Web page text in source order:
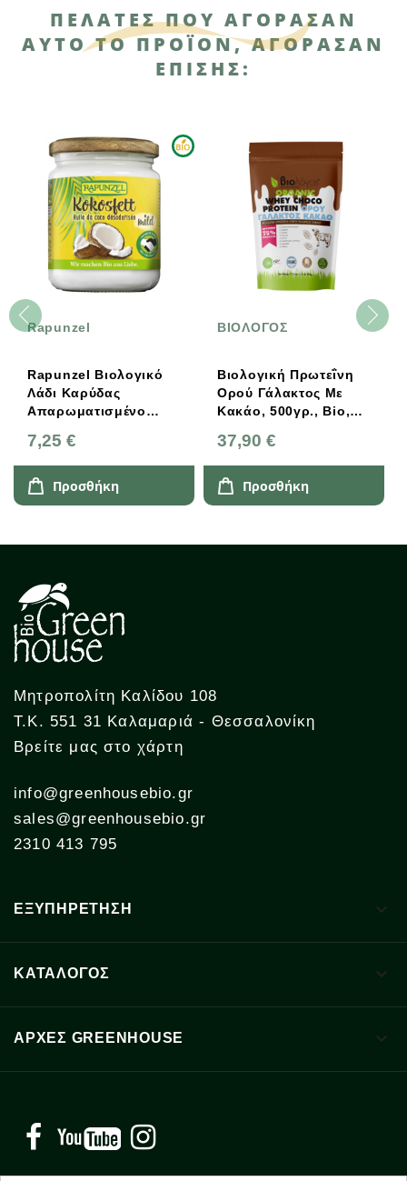
ΠΕΛΆΤΕΣ ΠΟΥ ΑΓΌΡΑΣΑΝ
ΑΥΤΌ ΤΟ ΠΡΟΪΌΝ, ΑΓΌΡΑΣΑΝ
ΕΠΊΣΗΣ:
Rapunzel
Rapunzel Βιολογικό
Λάδι Καρύδας
Απαρωματισμένο
7,25 €
Προσθήκη
ΒΙΟΛΟΓΟΣ
Βιολογική Πρωτεΐνη
Ορού Γάλακτος Με
Κακάο, 500γρ., Bio,
37,90 €
Προσθήκη
Μητροπολίτη Καλίδου 108
Τ.Κ. 551 31 Καλαμαριά - Θεσσαλονίκη
Βρείτε μας στο χάρτη
info@greenhousebio.gr
sales@greenhousebio.gr
2310 413 795
ΕΞΥΠΗΡΕΤΗΣΗ 
ΚΑΤΑΛΟΓΟΣ 
ΑΡΧΈΣ GREENHOUSE 
Facebook YouTube